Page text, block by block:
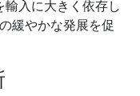
入に大きく依存し
緩やかな発展を促